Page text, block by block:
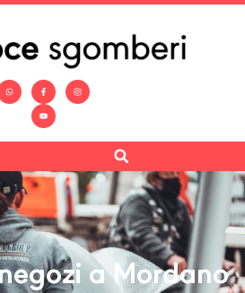
a Mordano